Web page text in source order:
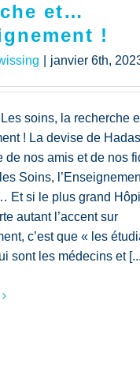
et…
!
janvier 6th,
soins, la recherche
! La devise de
de nos amis et de nos
Soins,
Et si le plus grand
autant l’accent sur
c’est que « les
sont les médecins et